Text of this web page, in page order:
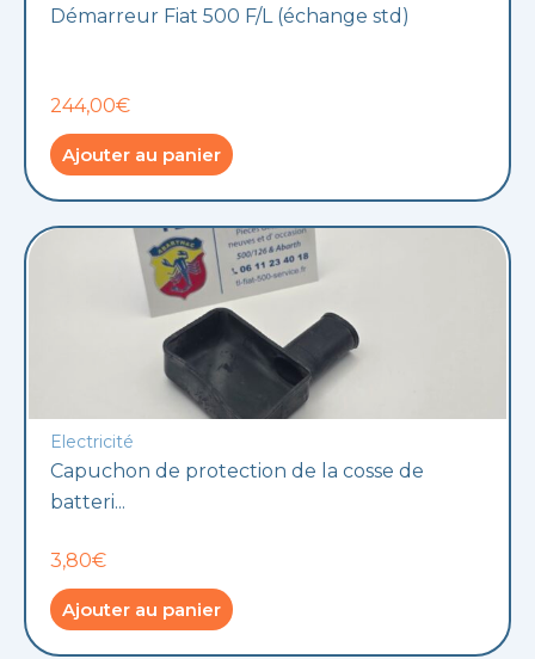
Démarreur Fiat 500 F/L (échange std)
244,00€
Ajouter au panier
Electricité
Capuchon de protection de la cosse de
batteri...
3,80€
Ajouter au panier